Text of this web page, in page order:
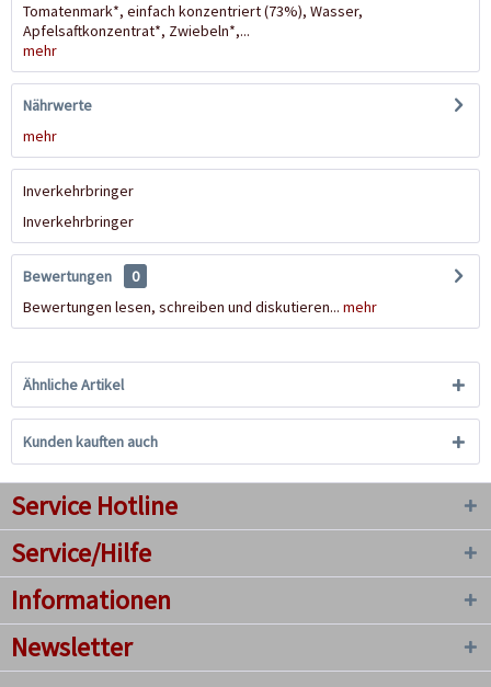
Tomatenmark*, einfach konzentriert (73%), Wasser,
Apfelsaftkonzentrat*, Zwiebeln*,...
mehr
Nährwerte
mehr
Inverkehrbringer
Inverkehrbringer
Bewertungen
0
Bewertungen lesen, schreiben und diskutieren... mehr
Ähnliche Artikel
Kunden kauften auch
Service Hotline
Service/Hilfe
Informationen
Newsletter